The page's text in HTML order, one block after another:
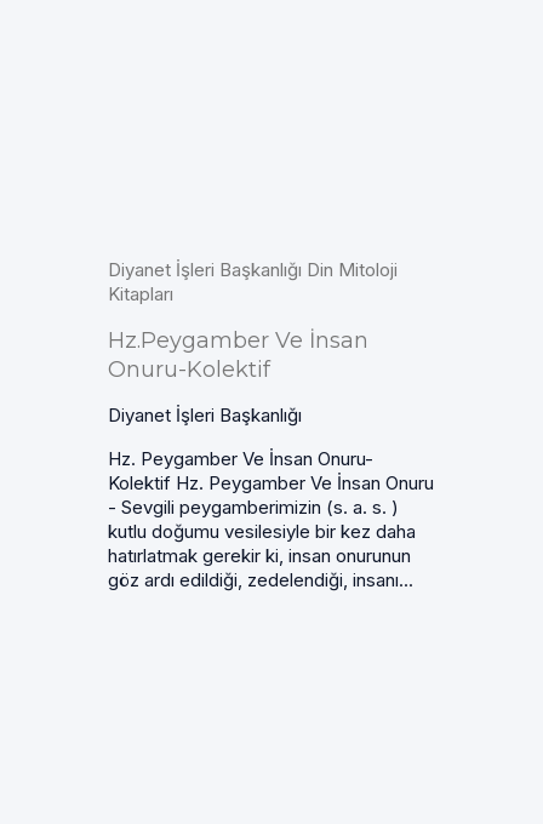
Diyanet İşleri Başkanlığı Din Mitoloji
Kitapları
Hz.Peygamber Ve İnsan
Onuru-Kolektif
Diyanet İşleri Başkanlığı
Hz. Peygamber Ve İnsan Onuru-
Kolektif Hz. Peygamber Ve İnsan Onuru
- Sevgili peygamberimizin (s. a. s. )
kutlu doğumu vesilesiyle bir kez daha
hatırlatmak gerekir ki, insan onurunun
göz ardı edildiği, zedelendiği, insanı...